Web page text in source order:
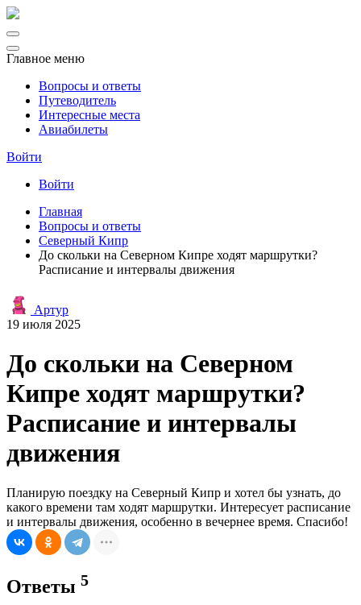
Главное меню
Вопросы и ответы
Путеводитель
Интересные места
Авиабилеты
Войти
Войти
Главная
Вопросы и ответы
Северный Кипр
До скольки на Северном Кипре ходят маршрутки?
Расписание и интервалы движения
Артур
19 июля 2025
До скольки на Северном
Кипре ходят маршрутки?
Расписание и интервалы
движения
Планирую поездку на Северный Кипр и хотел бы узнать, до
какого времени там ходят маршрутки. Интересует расписание
и интервалы движения, особенно в вечернее время. Спасибо!
Ответы 5